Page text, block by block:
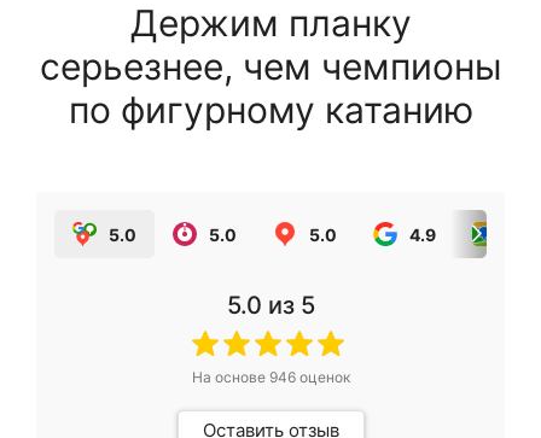
Держим планку
серьезнее, чем чемпионы
по фигурному катанию
5.0 5.0 5.0 4.9
5.0 из 5
На основе 946оценок
Оставить отзыв